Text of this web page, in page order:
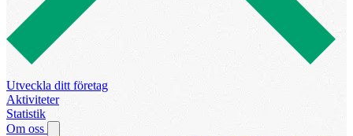
Utveckla ditt företag
Aktiviteter
Statistik
Om oss